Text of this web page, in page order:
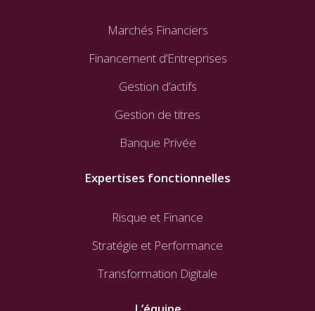
Marchés Financiers
Financement d’Entreprises
Gestion d’actifs
Gestion de titres
Banque Privée
Expertises fonctionnelles
Risque et Finance
Stratégie et Performance
Transformation Digitale